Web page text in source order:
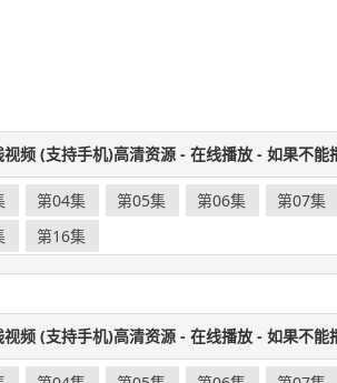
频 (支持手机)高清资源 - 在线播放 - 如果不能
第04集 第05集 第06集 第07集
第16集
频 (支持手机)高清资源 - 在线播放 - 如果不能